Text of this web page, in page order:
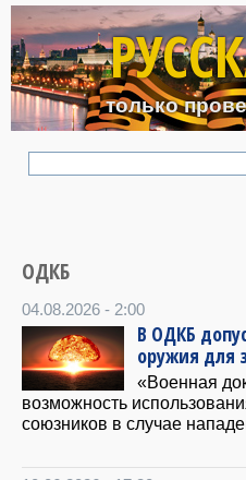
только
ОДКБ
04.08.2026 - 2:00
В ОДКБ
оружия для
«Военная
возможность
союзников в случае